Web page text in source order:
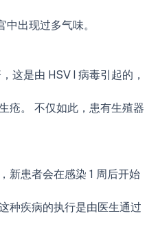
出现过多气味。
这是由 HSV I 病毒引起的，
疮。 不仅如此，患有生殖器
新患者会在感染 1 周后开始
种疾病的执行是由医生通过